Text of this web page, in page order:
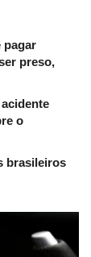
pagar
preso,
o
brasileiros